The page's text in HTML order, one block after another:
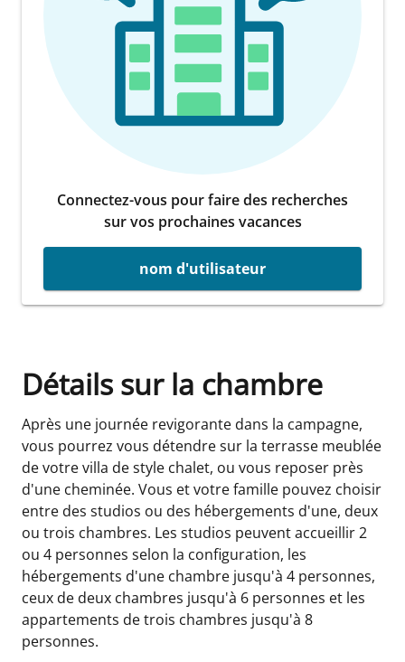
Connectez-vous pour faire des recherches
sur vos prochaines vacances
nom d'utilisateur
Détails sur la chambre
Après une journée revigorante dans la campagne,
vous pourrez vous détendre sur la terrasse meublée
de votre villa de style chalet, ou vous reposer près
d'une cheminée. Vous et votre famille pouvez choisir
entre des studios ou des hébergements d'une, deux
ou trois chambres. Les studios peuvent accueillir 2
ou 4 personnes selon la configuration, les
hébergements d'une chambre jusqu'à 4 personnes,
ceux de deux chambres jusqu'à 6 personnes et les
appartements de trois chambres jusqu'à 8
personnes.